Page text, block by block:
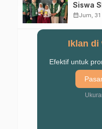
Siswa
Kuasai
calendar_monthJum,
Iklan di
Efektif untuk